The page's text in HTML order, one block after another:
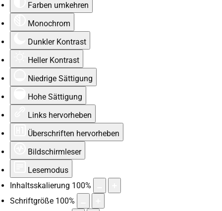
Farben umkehren
Monochrom
Dunkler Kontrast
Heller Kontrast
Niedrige Sättigung
Hohe Sättigung
Links hervorheben
Überschriften hervorheben
Bildschirmleser
Lesemodus
Inhaltsskalierung 100%
Schriftgröße 100%